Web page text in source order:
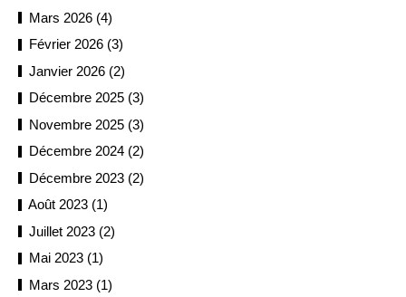
Mars 2026 (4)
Février 2026 (3)
Janvier 2026 (2)
Décembre 2025 (3)
Novembre 2025 (3)
Décembre 2024 (2)
Décembre 2023 (2)
Août 2023 (1)
Juillet 2023 (2)
Mai 2023 (1)
Mars 2023 (1)